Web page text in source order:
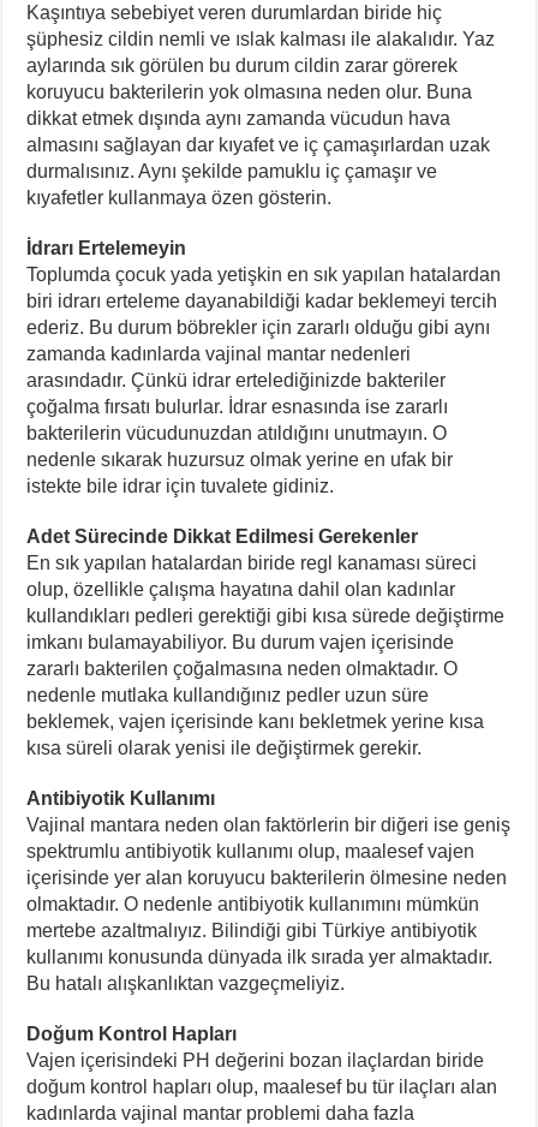
Kaşıntıya sebebiyet veren durumlardan biride hiç
şüphesiz cildin nemli ve ıslak kalması ile alakalıdır. Yaz
aylarında sık görülen bu durum cildin zarar görerek
koruyucu bakterilerin yok olmasına neden olur. Buna
dikkat etmek dışında aynı zamanda vücudun hava
almasını sağlayan dar kıyafet ve iç çamaşırlardan uzak
durmalısınız. Aynı şekilde pamuklu iç çamaşır ve
kıyafetler kullanmaya özen gösterin.
İdrarı Ertelemeyin
Toplumda çocuk yada yetişkin en sık yapılan hatalardan
biri idrarı erteleme dayanabildiği kadar beklemeyi tercih
ederiz. Bu durum böbrekler için zararlı olduğu gibi aynı
zamanda kadınlarda vajinal mantar nedenleri
arasındadır. Çünkü idrar ertelediğinizde bakteriler
çoğalma fırsatı bulurlar. İdrar esnasında ise zararlı
bakterilerin vücudunuzdan atıldığını unutmayın. O
nedenle sıkarak huzursuz olmak yerine en ufak bir
istekte bile idrar için tuvalete gidiniz.
Adet Sürecinde Dikkat Edilmesi Gerekenler
En sık yapılan hatalardan biride regl kanaması süreci
olup, özellikle çalışma hayatına dahil olan kadınlar
kullandıkları pedleri gerektiği gibi kısa sürede değiştirme
imkanı bulamayabiliyor. Bu durum vajen içerisinde
zararlı bakterilen çoğalmasına neden olmaktadır. O
nedenle mutlaka kullandığınız pedler uzun süre
beklemek, vajen içerisinde kanı bekletmek yerine kısa
kısa süreli olarak yenisi ile değiştirmek gerekir.
Antibiyotik Kullanımı
Vajinal mantara neden olan faktörlerin bir diğeri ise geniş
spektrumlu antibiyotik kullanımı olup, maalesef vajen
içerisinde yer alan koruyucu bakterilerin ölmesine neden
olmaktadır. O nedenle antibiyotik kullanımını mümkün
mertebe azaltmalıyız. Bilindiği gibi Türkiye antibiyotik
kullanımı konusunda dünyada ilk sırada yer almaktadır.
Bu hatalı alışkanlıktan vazgeçmeliyiz.
Doğum Kontrol Hapları
Vajen içerisindeki PH değerini bozan ilaçlardan biride
doğum kontrol hapları olup, maalesef bu tür ilaçları alan
kadınlarda vajinal mantar problemi daha fazla